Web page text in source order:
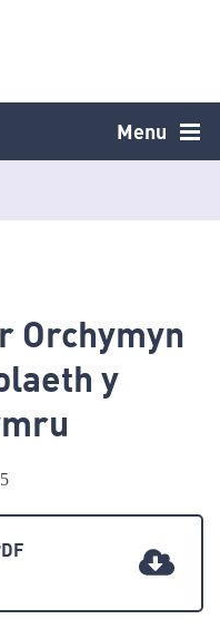
Menu
Orchymyn
y